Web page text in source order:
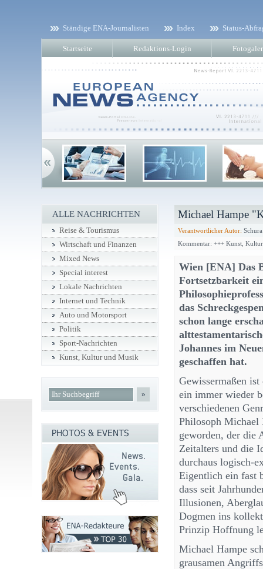
Ständige ENA-Journalisten Index Status-
Startseite Redaktions-Login
Michael Hampe
Verantwortlicher Autor:
Kommentar: +++ Kunst,
Wien [ENA] Das
Fortsetzbarkeit
das
schon lange
Johannes im
geschaffen hat.
Gewissermaßen
ein immer wieder
verschiedenen
Philosoph Michael
geworden, der die
Zeitalters und die
durchaus logisch-
Eigentlich ein fast
dass seit
Illusionen,
Dogmen ins
Prinzip Hoffnung
Michael Hampe
grausamen
ALLE NACHRICHTEN
Reise & Tourismus
Wirtschaft und Finanzen
Mixed News
Special interest
Lokale Nachrichten
Internet und Technik
Auto und Motorsport
Politik
Sport-Nachrichten
Kunst, Kultur und Musik
»